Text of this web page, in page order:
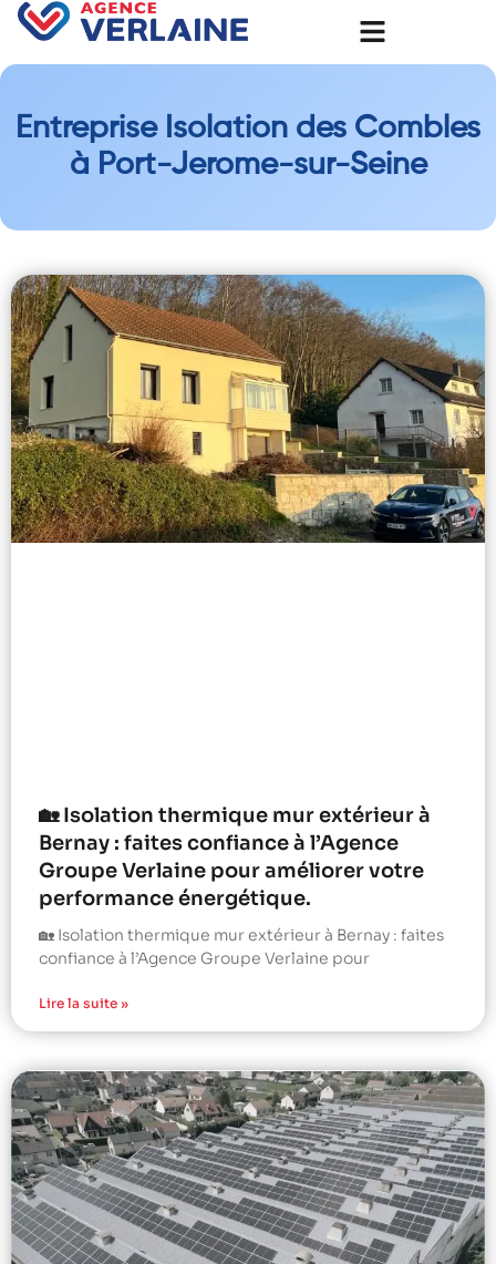
Entreprise Isolation des Combles
à Port-Jerome-sur-Seine
🏡 Isolation thermique mur extérieur à
Bernay : faites confiance à l’Agence
Groupe Verlaine pour améliorer votre
performance énergétique.
🏡 Isolation thermique mur extérieur à Bernay : faites
confiance à l’Agence Groupe Verlaine pour
Lire la suite »